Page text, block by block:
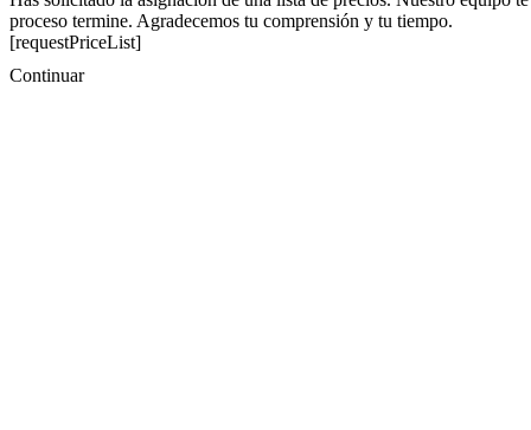
proceso termine. Agradecemos tu comprensión y tu tiempo.
[requestPriceList]
Continuar